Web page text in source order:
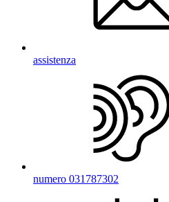
assistenza
numero 031787302